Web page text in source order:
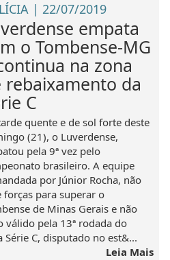
| 22/07/2019
empata
o Tombense-MG
na zona
rebaixamento da
C
quente e de sol forte deste
(21), o Luverdense,
pela 9ª vez pelo
brasileiro. A equipe
por Júnior Rocha, não
forças para superar o
de Minas Gerais e não
válido pela 13ª rodada do
C, disputado no est&...
Leia Mais